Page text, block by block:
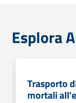
Esplora
Trasporto
mortali